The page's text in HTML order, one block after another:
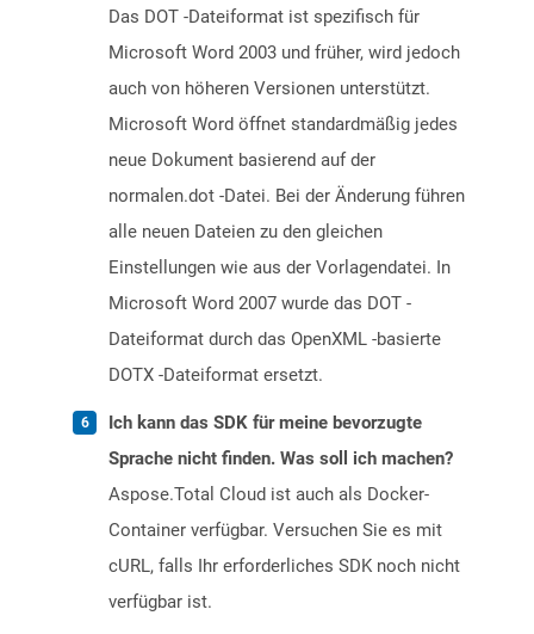
Das DOT -Dateiformat ist spezifisch für
Microsoft Word 2003 und früher, wird jedoch
auch von höheren Versionen unterstützt.
Microsoft Word öffnet standardmäßig jedes
neue Dokument basierend auf der
normalen.dot -Datei. Bei der Änderung führen
alle neuen Dateien zu den gleichen
Einstellungen wie aus der Vorlagendatei. In
Microsoft Word 2007 wurde das DOT -
Dateiformat durch das OpenXML -basierte
DOTX -Dateiformat ersetzt.
Ich kann das SDK für meine bevorzugte
Sprache nicht finden. Was soll ich machen?
Aspose.Total Cloud ist auch als Docker-
Container verfügbar. Versuchen Sie es mit
cURL, falls Ihr erforderliches SDK noch nicht
verfügbar ist.